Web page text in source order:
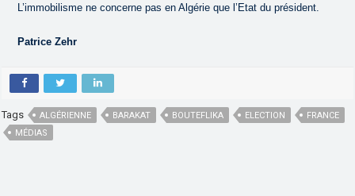
L’immobilisme ne concerne pas en Algérie que l’Etat du président.
Patrice Zehr
Tags ALGÉRIENNE BARAKAT BOUTEFLIKA ELECTION
FRANCE
MÉDIAS